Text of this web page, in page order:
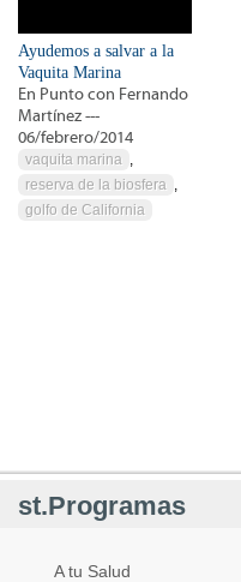
Ayudemos a salvar a la
Vaquita Marina
En Punto con Fernando
Martínez ---
06/febrero/2014
vaquita marina ,
reserva de la biosfera ,
golfo de California
st.Programas
A tu Salud